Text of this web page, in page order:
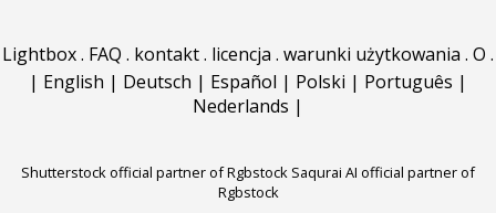
Lightbox. FAQ . kontakt. licencja . warunki użytkowania . O .
| English | Deutsch | Español | Polski | Português |
Nederlands |
Shutterstock official partner of Rgbstock Saqurai AI official partner of
Rgbstock